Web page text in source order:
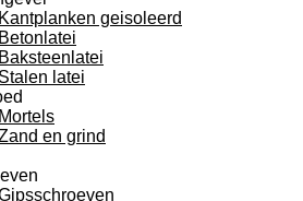
Kantplanken geisoleerd
Betonlatei
Baksteenlatei
Stalen latei
Mortels
en grind